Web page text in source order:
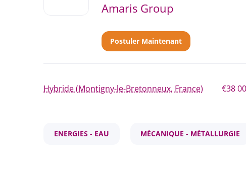
Amaris Group
Postuler Maintenant
Hybride (Montigny-le-Bretonneux, France) €38
ENERGIES - EAU MÉCANIQUE - MÉTALLURGIE